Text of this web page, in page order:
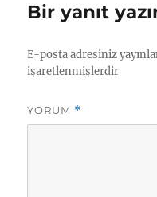
Bir yanıt
E-posta adresiniz
işaretlenmişlerdir
YORUM *